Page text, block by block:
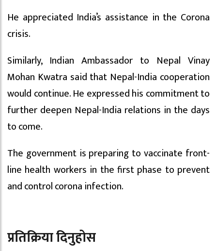
He appreciated India’s assistance in the Corona
crisis.
Similarly, Indian Ambassador to Nepal Vinay
Mohan Kwatra said that Nepal-India cooperation
would continue. He expressed his commitment to
further deepen Nepal-India relations in the days
to come.
The government is preparing to vaccinate front-
line health workers in the first phase to prevent
and control corona infection.
प्रतिक्रिया दिनुहोस